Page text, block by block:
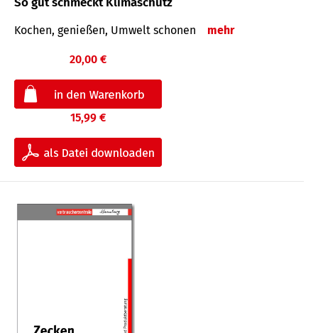
Kochen, genießen, Umwelt schonen mehr
20,00 €
15,99 €